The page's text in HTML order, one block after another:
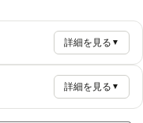
詳細を見る ▼
詳細を見る ▼